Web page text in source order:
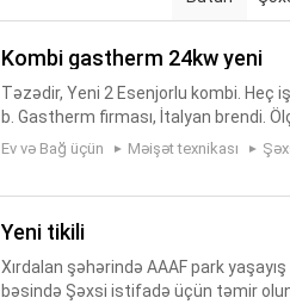
kombi gastherm 24kw yeni
Təzədir, Yeni 2 Esenjorlu kombi. Heç
b. Gastherm firması, İtalyan brendi.
ə aldığım qiymətə satıram. Real
Ev və Bağ üçün Məişət texnikası
yeni tikili
Xırdalan şəhərində AAAF park
bəsində Şəxsi istifadə üçün təmir